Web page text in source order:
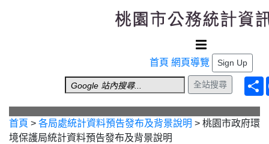
首頁 網頁導覽 Sign Up
全站搜尋
首頁 > 各局處統計資料預告發布及背景說明 > 桃園市政府環
境保護局統計資料預告發布及背景說明